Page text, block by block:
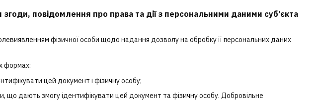
повідомлення про права та дії з персональними даними суб’єкта
фізичної особи щодо надання дозволу на обробку її персональних даних
формах:
цей документ і фізичну особу;
що дають змогу ідентифікувати цей документ та фізичну особу. Добровільне